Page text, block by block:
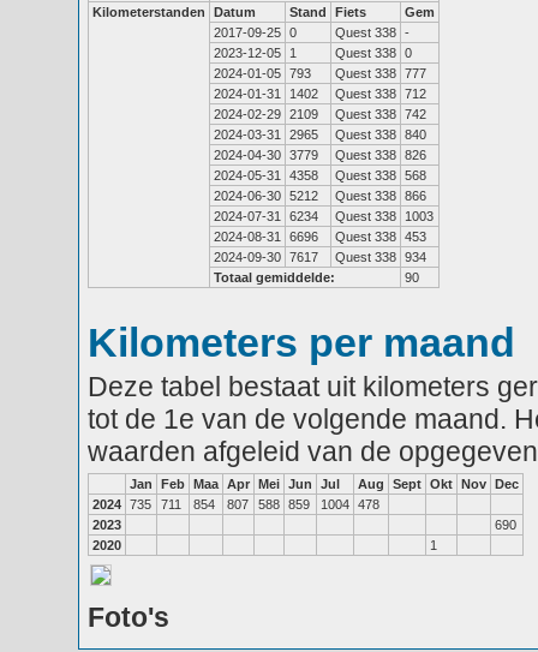
Kilometerstanden
Datum Stand Fiets
Gem
2017-09-25 0 Quest 338 -
2023-12-05
1 Quest 338 0
2024-01-05 793 Quest 338 777
2024-01-31
1402 Quest 338 712
2024-02-29 2109 Quest 338 742
2024-03-31
2965 Quest 338 840
2024-04-30 3779 Quest 338 826
2024-05-31
4358 Quest 338 568
2024-06-30 5212 Quest 338 866
2024-07-31
6234 Quest 338
1003
2024-08-31
6696 Quest 338 453
2024-09-30 7617 Quest 338 934
Totaal gemiddelde:
90
Kilometers per maand
Deze tabel bestaat uit kilometers
tot de 1e van de volgende maand.
waarden afgeleid van de
Jan Feb Maa Apr Mei Jun Jul Aug Sept Okt Nov Dec
2024 735 711 854 807 588 859 1004 478
2023
690
2020
1
Foto's